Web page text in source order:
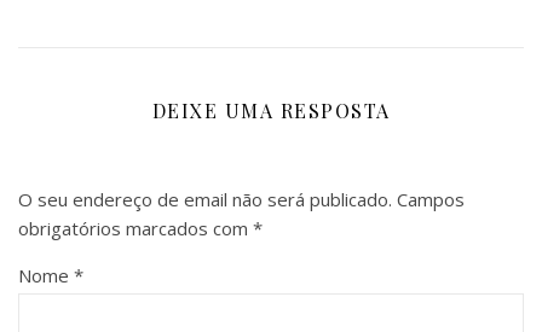
DEIXE UMA RESPOSTA
O seu endereço de email não será publicado. Campos
obrigatórios marcados com *
Nome *